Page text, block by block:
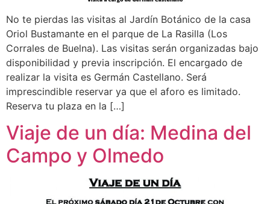
No te pierdas las visitas al Jardín Botánico de la casa
Oriol Bustamante en el parque de La Rasilla (Los
Corrales de Buelna). Las visitas serán organizadas bajo
disponibilidad y previa inscripción. El encargado de
realizar la visita es Germán Castellano. Será
imprescindible reservar ya que el aforo es limitado.
Reserva tu plaza en la […]
Viaje de un día: Medina del
Campo y Olmedo